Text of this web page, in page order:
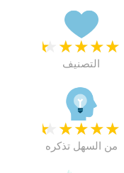
★
★
★
★
★
التصنيف
★
★
★
★
★
من السهل تذكره